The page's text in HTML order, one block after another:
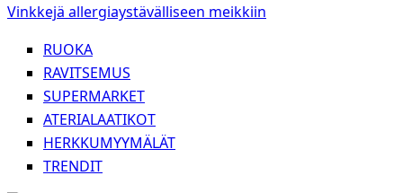
Vinkkejä allergiaystävälliseen meikkiin
RUOKA
RAVITSEMUS
SUPERMARKET
ATERIALAATIKOT
HERKKUMYYMÄLÄT
TRENDIT